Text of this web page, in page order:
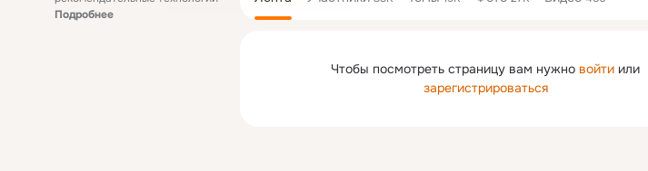
Подробнее
Чтобы посмотреть страницу вам нужно войти или
зарегистрироваться